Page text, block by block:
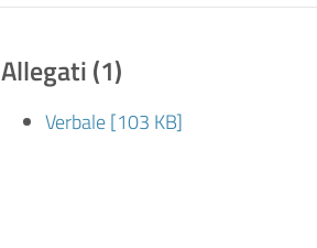
Allegati (1)
Verbale [103 KB]